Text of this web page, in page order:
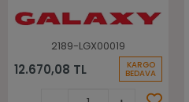
2189-LGX00019
12.670,08 TL KARGO
BEDAVA